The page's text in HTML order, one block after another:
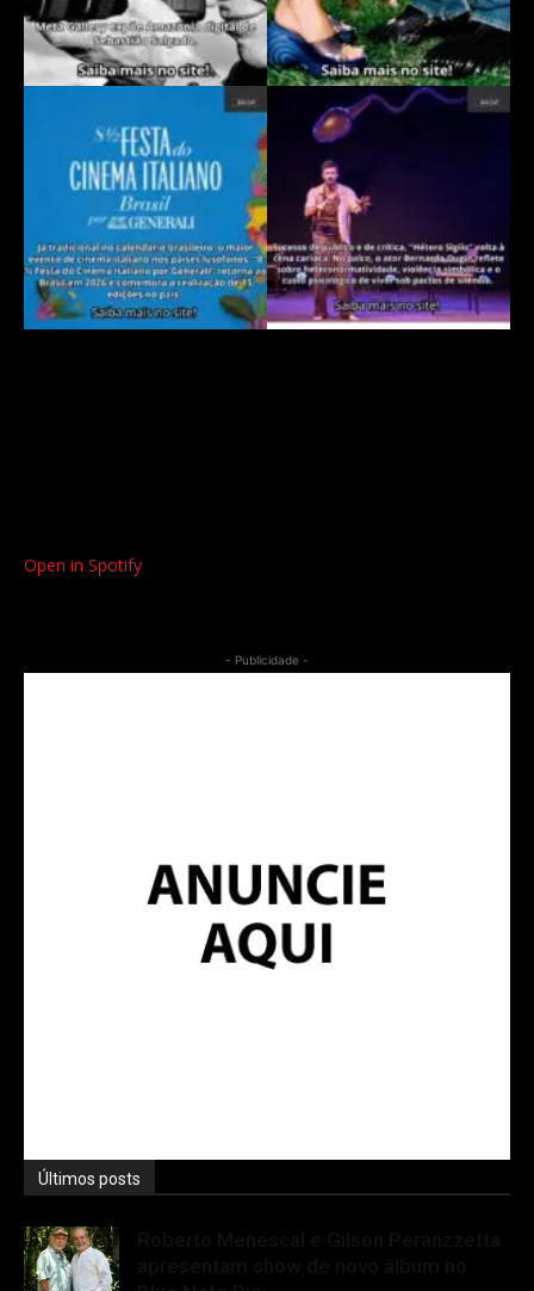
Open in Spotify
- Publicidade -
Últimos posts